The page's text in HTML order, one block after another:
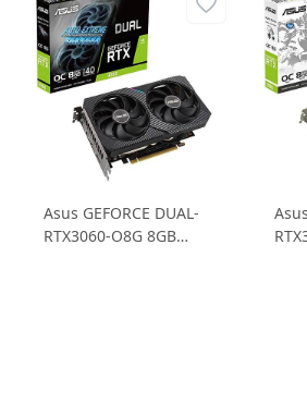
Asus GEFORCE DUAL-
RTX3060-O8G 8GB